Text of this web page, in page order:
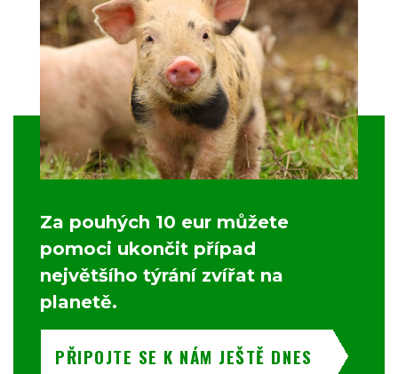
Za pouhých 10 eur můžete
pomoci ukončit případ
největšího týrání zvířat na
planetě.
PŘIPOJTE SE K NÁM JEŠTĚ DNES